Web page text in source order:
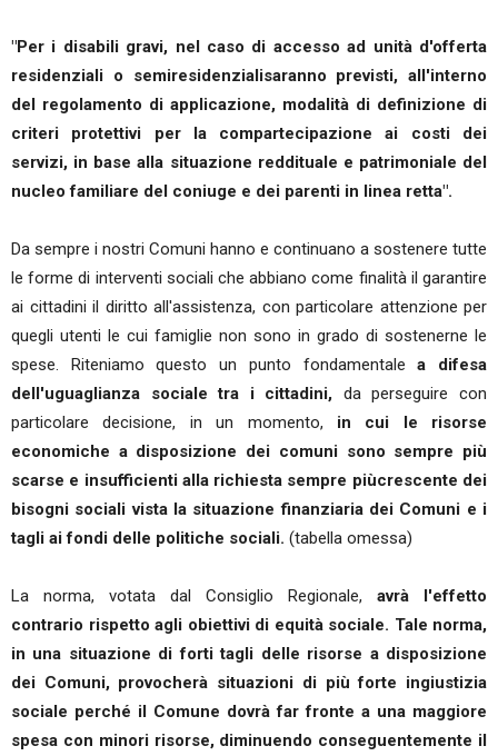
"Per i disabili gravi, nel caso di accesso ad unità d'offerta
residenziali o semiresidenzialisaranno previsti, all'interno
del regolamento di applicazione, modalità di definizione di
criteri protettivi per la compartecipazione ai costi dei
servizi, in base alla situazione reddituale e patrimoniale del
nucleo familiare del coniuge e dei parenti in linea retta".
Da sempre i nostri Comuni hanno e continuano a sostenere tutte
le forme di interventi sociali che abbiano come finalità il garantire
ai cittadini il diritto all'assistenza, con particolare attenzione per
quegli utenti le cui famiglie non sono in grado di sostenerne le
spese. Riteniamo questo un punto fondamentalea difesa
dell'uguaglianza sociale tra i cittadini, da perseguire con
particolare decisione, in un momento, in cui le risorse
economiche a disposizione dei comuni sono sempre più
scarse e insufficienti alla richiesta sempre piùcrescente dei
bisogni sociali vista la situazione finanziaria dei Comuni e i
tagli ai fondi delle politiche sociali. (tabella omessa)
La norma, votata dal Consiglio Regionale, avrà l'effetto
contrario rispetto agli obiettivi di equità sociale. Tale norma,
in una situazione di forti tagli delle risorse a disposizione
dei Comuni, provocherà situazioni di più forte ingiustizia
sociale perché il Comune dovrà far fronte a una maggiore
spesa con minori risorse, diminuendo conseguentemente il